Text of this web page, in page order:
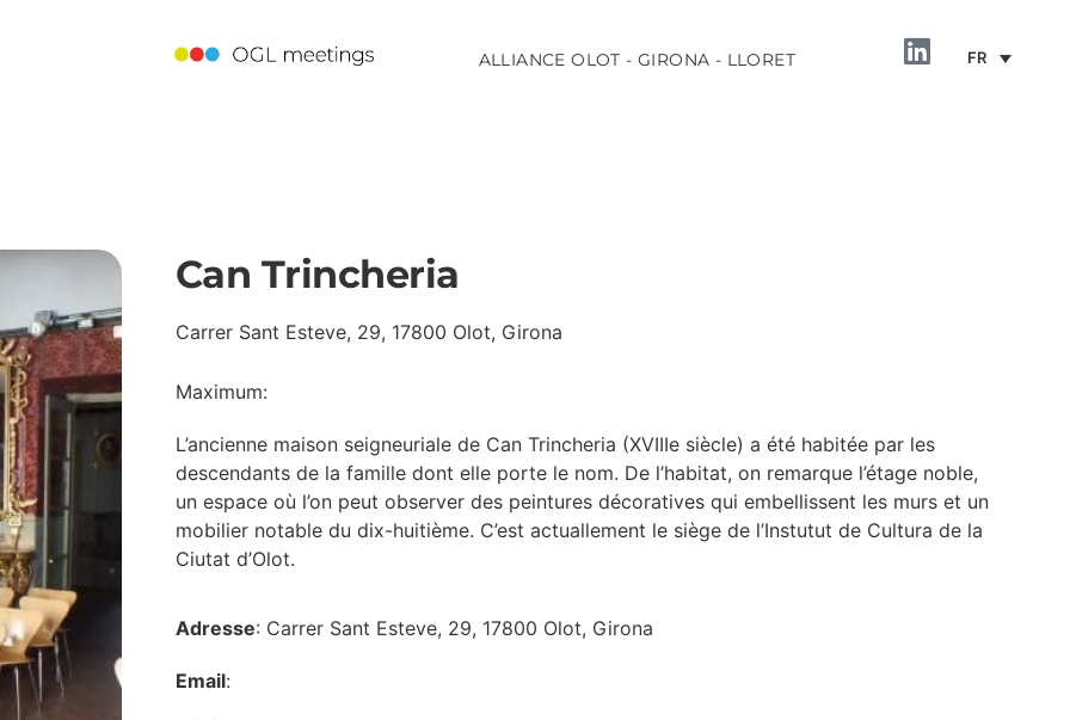
ALLIANCE OLOT - GIRONA - LLORET FR
Can Trincheria
Carrer Sant Esteve, 29, 17800 Olot, Girona
Maximum:
L’ancienne maison seigneuriale de Can Trincheria (XVIIIe siècle) a été habitée par les
descendants de la famille dont elle porte le nom. De l’habitat, on remarque l’étage noble,
un espace où l’on peut observer des peintures décoratives qui embellissent les murs et un
mobilier notable du dix-huitième. C’est actuallement le siège de l’Instutut de Cultura de la
Ciutat d’Olot.
Adresse: Carrer Sant Esteve, 29, 17800 Olot, Girona
Email: